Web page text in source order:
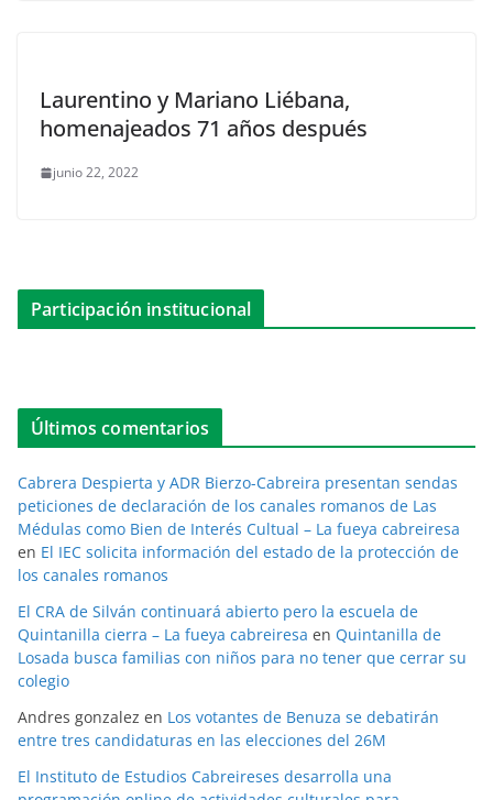
Laurentino y Mariano Liébana,
homenajeados 71 años después
junio 22, 2022
Participación institucional
Últimos comentarios
Cabrera Despierta y ADR Bierzo-Cabreira presentan sendas
peticiones de declaración de los canales romanos de Las
Médulas como Bien de Interés Cultual – La fueya cabreiresa
en El IEC solicita información del estado de la protección de
los canales romanos
El CRA de Silván continuará abierto pero la escuela de
Quintanilla cierra – La fueya cabreiresa en Quintanilla de
Losada busca familias con niños para no tener que cerrar su
colegio
Andres gonzalez en Los votantes de Benuza se debatirán
entre tres candidaturas en las elecciones del 26M
El Instituto de Estudios Cabreireses desarrolla una